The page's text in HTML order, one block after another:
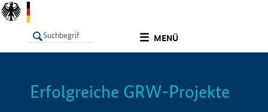
MENÜ
LISTE Info
Erfolgreiche GRW-Projekte